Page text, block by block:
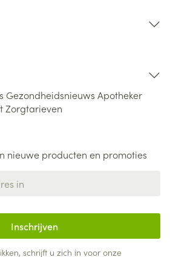
Gezondheidsnieuws Apotheker
Zorgtarieven
nieuwe producten en promoties
Inschrijven
schrijft u zich in voor onze